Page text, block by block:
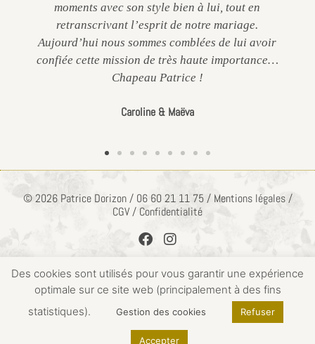
moments avec son style bien à lui, tout en
retranscrivant l’esprit de notre mariage.
Aujourd’hui nous sommes comblées de lui avoir
confiée cette mission de très haute importance…
Chapeau Patrice !
Caroline & Maëva
© 2026 Patrice Dorizon / 06 60 21 11 75 / Mentions légales /
CGV / Confidentialité
ACCÈS PRIVÉ
Des cookies sont utilisés pour vous garantir une expérience
optimale sur ce site web (principalement à des fins
statistiques).
Gestion des cookies Refuser
Accepter